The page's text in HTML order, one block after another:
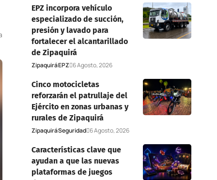
EPZ incorpora vehículo
especializado de succión,
presión y lavado para
fortalecer el alcantarillado
de Zipaquirá
ZipaquiráEPZ 6 Agosto, 2026
Cinco motocicletas
reforzarán el patrullaje del
Ejército en zonas urbanas y
rurales de Zipaquirá
ZipaquiráSeguridad 6 Agosto, 2026
Características clave que
ayudan a que las nuevas
plataformas de juegos